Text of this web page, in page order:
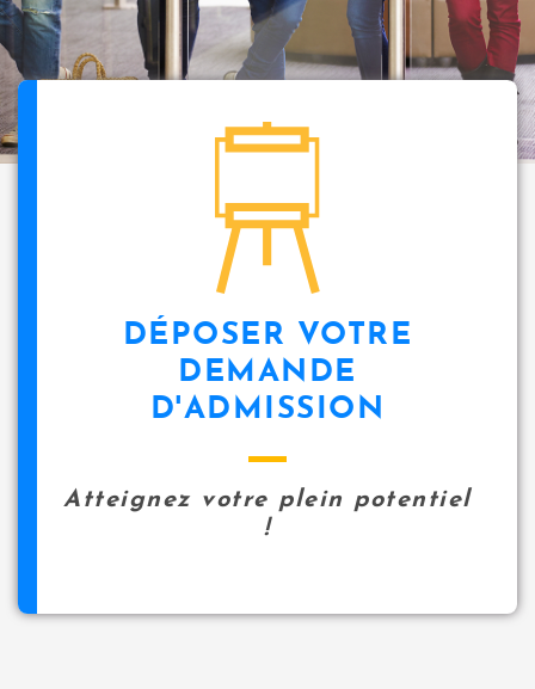
icon
DÉPOSER VOTRE
DEMANDE
D'ADMISSION
Atteignez votre plein potentiel
!